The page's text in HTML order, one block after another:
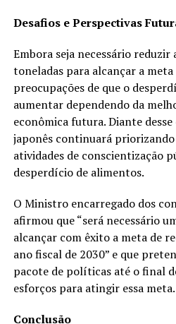
Desafios e Perspectivas
Embora seja necessário reduzir
toneladas para alcançar a meta
preocupações de que o
aumentar dependendo da
econômica futura. Diante
japonês continuará priorizando
atividades de conscientização
desperdício de alimentos.
O Ministro encarregado dos
afirmou que “será necessário
alcançar com êxito a meta de
ano fiscal de 2030” e que
pacote de políticas até o final
esforços para atingir essa meta.
Conclusão